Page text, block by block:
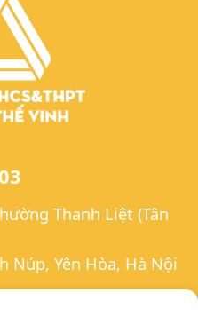
Thanh Liệt (Tân
Núp, Yên Hòa, Hà Nội